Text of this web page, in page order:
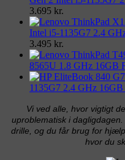
3.695 kr.
Intel i5-1135G7 2.4
3.495 kr.
8565U 1.8 GHz 16GB
1135G7 2.4 GHz
Vi ved alle, hvor vigtigt
uproblematisk i
drille, og du får brug for
hvor du